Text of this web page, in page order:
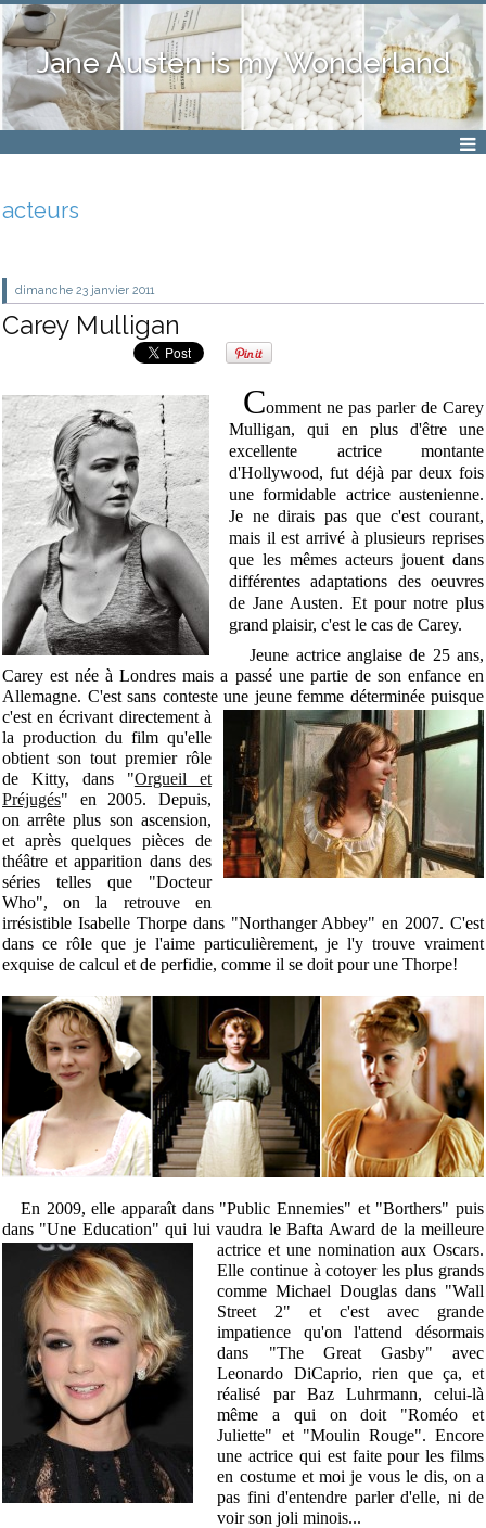
Jane Austen is my Wonderland
acteurs
dimanche 23 janvier 2011
Carey Mulligan
Comment ne pas parler de Carey
Mulligan, qui en plus d'être une
excellente actrice montante
d'Hollywood, fut déjà par deux fois
une formidable actrice austenienne.
Je ne dirais pas que c'est courant,
mais il est arrivé à plusieurs reprises
que les mêmes acteurs jouent dans
différentes adaptations des oeuvres
de Jane Austen. Et pour notre plus
grand plaisir, c'est le cas de Carey.
Jeune actrice anglaise de 25 ans,
Carey est née à Londres mais a passé une partie de son enfance en
Allemagne. C'est sans conteste une jeune femme déterminée puisque
c'est en écrivant directement à
la production du film qu'elle
obtient son tout premier rôle
de Kitty, dans "Orgueil et
Préjugés" en 2005. Depuis,
on arrête plus son ascension,
et après quelques pièces de
théâtre et apparition dans des
séries telles que "Docteur
Who", on la retrouve en
irrésistible Isabelle Thorpe dans "Northanger Abbey" en 2007. C'est
dans ce rôle que je l'aime particulièrement, je l'y trouve vraiment
exquise de calcul et de perfidie, comme il se doit pour une Thorpe!
En 2009, elle apparaît dans "Public Ennemies" et "Borthers" puis
dans "Une Education" qui lui vaudra le Bafta Award de la meilleure
actrice etune nomination aux Oscars.
Elle continue à cotoyer les plus grands
comme Michael Douglas dans "Wall
Street 2" et c'est avec grande
impatience qu'on l'attend désormais
dans "The Great Gasby" avec
Leonardo DiCaprio, rien que ça, et
réalisé par Baz Luhrmann, celui-là
même a qui on doit "Roméo et
Juliette" et "Moulin Rouge". Encore
une actrice qui est faite pour les films
en costume et moi je vous le dis, on a
pas fini d'entendre parler d'elle, ni de
voir son joli minois...